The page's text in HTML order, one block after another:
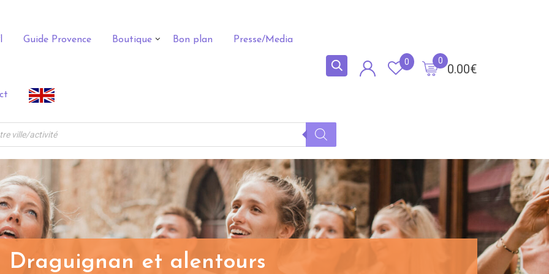
Guide Provence Boutique Bon plan Presse/Media
0.00€
0
0
Draguignan et alentours